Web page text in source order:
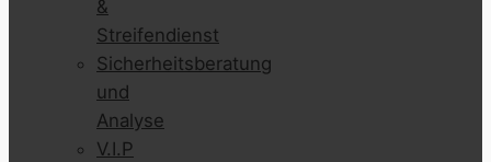
&
Streifendienst
Sicherheitsberatung
und
Analyse
V.I.P